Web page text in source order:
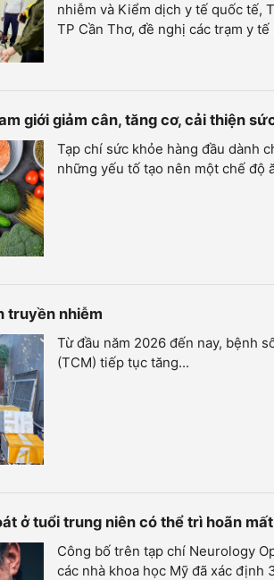
nhiễm và Kiểm dịch y tế quốc tế,
TP Cần Thơ, đề nghị các trạm y
giới giảm cân, tăng cơ, cải thiện
Tạp chí sức khỏe hàng đầu dành
những yếu tố tạo nên một chế độ
truyền nhiễm
Từ đầu năm 2026 đến nay, bệnh
(TCM) tiếp tục tăng...
ở tuổi trung niên có thể trì hoãn
Công bố trên tạp chí Neurology
các nhà khoa học Mỹ đã xác